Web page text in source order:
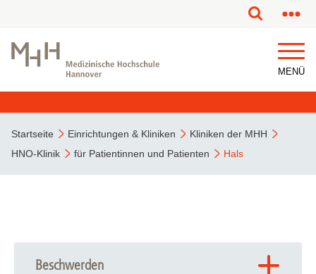
MENÜ
Startseite Einrichtungen & Kliniken
Kliniken der MHH
HNO-Klinik
für Patientinnen und Patienten Hals
Beschwerden